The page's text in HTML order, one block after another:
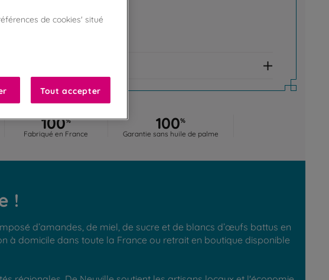
Gagnez 12 points de fidélité !
100%
Fabriqué en France 100%
Garantie sans huile de palme
!
d’amandes, de miel, de sucre et de blancs d’œufs battus en
à domicile dans toute la France ou retrait en boutique disponible
de cookies' situé
Tout accepter